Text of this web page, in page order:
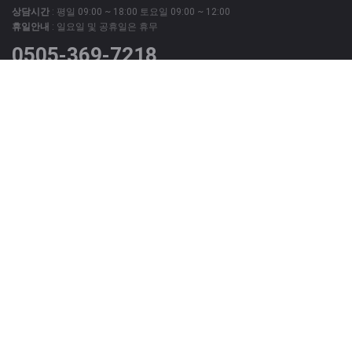
상담시간 : 평일 09:00 ~ 18:00 토요일 09:00 ~ 12:00
휴일안내 : 일요일 및 공휴일은 휴무
0505-369-7218